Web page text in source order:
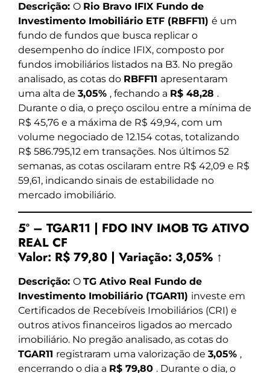
Descrição: O Rio Bravo IFIX Fundo de
Investimento Imobiliário ETF (RBFF11) é um
fundo de fundos que busca replicar o
desempenho do índice IFIX, composto por
fundos imobiliários listados na B3. No pregão
analisado, as cotas do RBFF11 apresentaram
uma alta de 3,05% , fechando a R$ 48,28 .
Durante o dia, o preço oscilou entre a mínima de
R$ 45,76 e a máxima de R$ 49,94, com um
volume negociado de 12.154 cotas, totalizando
R$ 586.795,12 em transações. Nos últimos 52
semanas, as cotas oscilaram entre R$ 42,09 e R$
59,61, indicando sinais de estabilidade no
mercado imobiliário.
5º – TGAR11 | FDO INV IMOB TG ATIVO
REAL CF
Valor: R$ 79,80 | Variação: 3,05% ↑
Descrição: O TG Ativo Real Fundo de
Investimento Imobiliário (TGAR11) investe em
Certificados de Recebíveis Imobiliários (CRI) e
outros ativos financeiros ligados ao mercado
imobiliário. No pregão analisado, as cotas do
TGAR11 registraram uma valorização de 3,05% ,
encerrando o dia a R$ 79,80 . Durante o dia, o